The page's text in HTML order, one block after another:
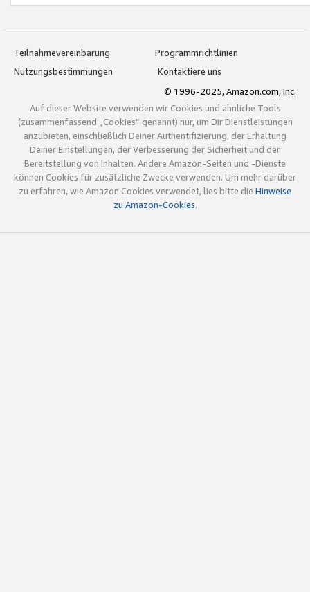
Teilnahmevereinbarung
Programmrichtlinien
Nutzungsbestimmungen
Kontaktiere uns
© 1996-2025, Amazon.com, Inc.
Auf dieser Website verwenden wir Cookies und ähnliche Tools
(zusammenfassend „Cookies“ genannt) nur, um Dir Dienstleistungen
anzubieten, einschließlich Deiner Authentifizierung, der Erhaltung
Deiner Einstellungen, der Verbesserung der Sicherheit und der
Bereitstellung von Inhalten. Andere Amazon-Seiten und -Dienste
können Cookies für zusätzliche Zwecke verwenden. Um mehr darüber
zu erfahren, wie Amazon Cookies verwendet, lies bitte die Hinweise
zu Amazon-Cookies.